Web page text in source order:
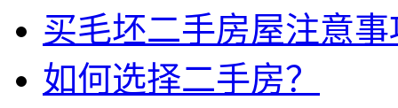
买毛坯二手房屋注意事
如何选择二手房？